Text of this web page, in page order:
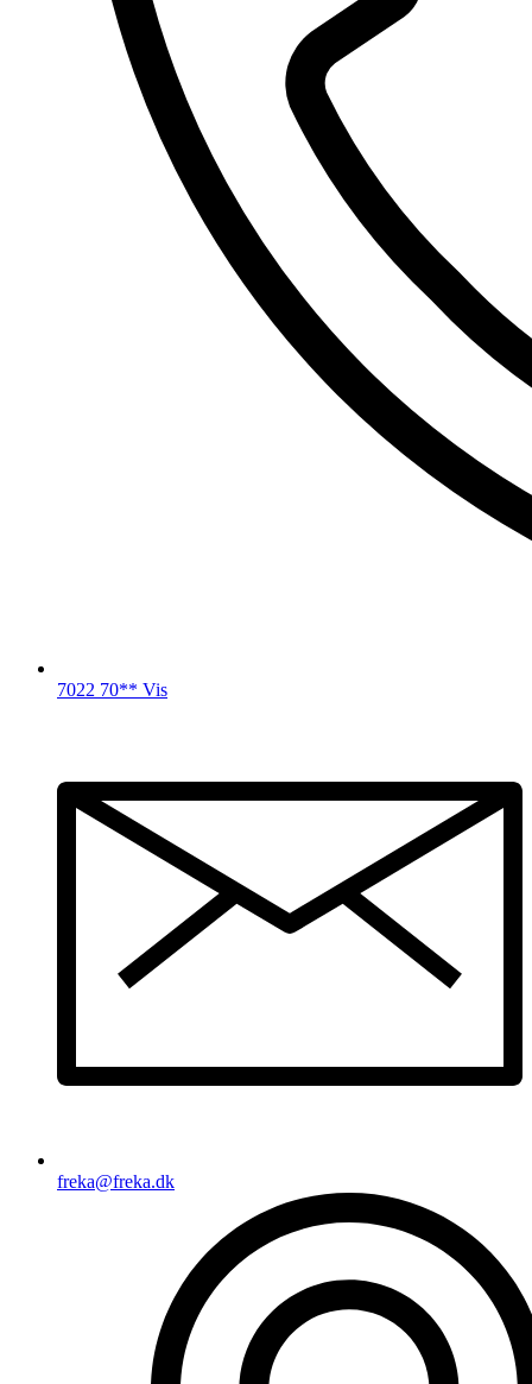
7022 70** Vis
freka@freka.dk